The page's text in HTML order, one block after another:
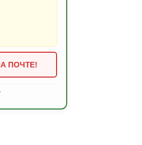
ПОЧТЕ!